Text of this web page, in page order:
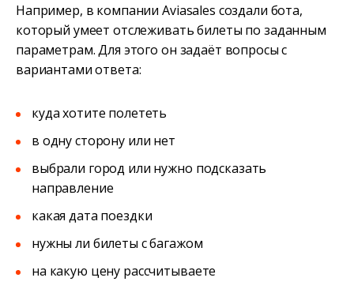
Например, в компании Aviasales создали бота,
который умеет отслеживать билеты по заданным
параметрам. Для этого он задаёт вопросы с
вариантами ответа:
куда хотите полететь
в одну сторону или нет
выбрали город или нужно подсказать
направление
какая дата поездки
нужны ли билеты с багажом
на какую цену рассчитываете